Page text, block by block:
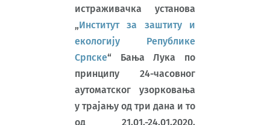
истраживачка установа
„Институт за заштиту и
екологију Републике
Српске“ Бања Лука по
принципу 24-часовног
аутоматског узорковања
у трајању од три дана и то
oд 21.01.-24.01.2020.